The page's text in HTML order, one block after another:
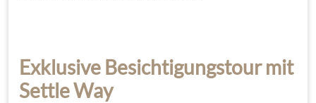
Exklusive Besichtigungstour mit
Settle Way